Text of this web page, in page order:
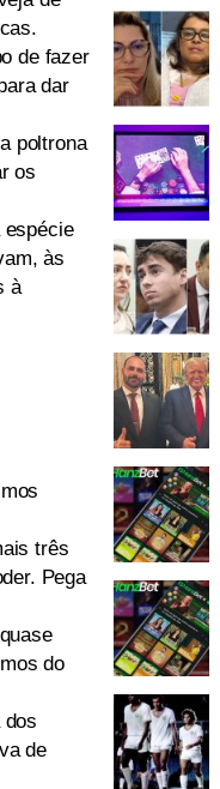
de fazer
dar
poltrona
os
espécie
às
à
três
Pega
do
dos
de